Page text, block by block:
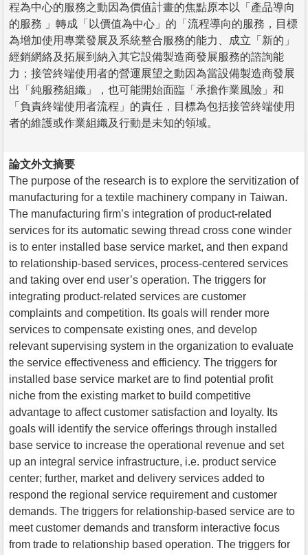
程為中心的服務之動因為價值計畫的焦點原本以「產品導向
的服務 」轉成「以價值為中心」的「流程導向的服務，目標
為增加使用專業發展及系統整合服務的能力、成立「新的」
經銷網絡及拓展到納入其它設備製造商發展服務的諮詢能
力；接管終端使用者的營運展望之動因為當設備製造商發展
出「純服務組織」，也可能開始面臨「承擔作業風險」和
「負責終端使用者流程」的責任，目標為包括接管終端使用
者的維護或作業組織及行動是未知的領域。
論文外文摘要
The purpose of the research is to explore the servitization of
manufacturing for a textile machinery company in Taiwan.
The manufacturing firm’s integration of product-related
services for its automatic sewing thread cross cone winder
is to enter installed base service market, and then expand
to relationship-based services, process-centered services
and taking over end user’s operation. The triggers for
integrating product-related services are customer
complaints and competition. Its goals will render more
services to compensate existing ones, and develop
relevant supervising system in the organization to evaluate
the service effectiveness and efficiency. The triggers for
installed base service market are to find potential profit
niche from the existing market to build competitive
advantage to affect customer satisfaction and loyalty. Its
goals will identify the service offerings through installed
base service to increase the operational revenue and set
up an integral service infrastructure, i.e. product service
center; further, market and delivery services added to
respond the regional service requirement and customer
demands. The triggers for relationship-based service are to
meet customer demands and transform interactive focus
from trade to relationship based operation. The triggers for